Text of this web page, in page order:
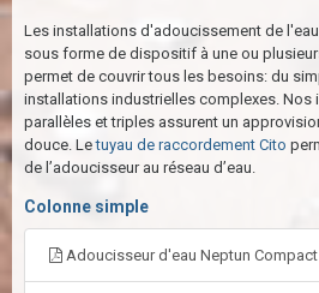
Les installations d'adoucissement de
sous forme de dispositif à une ou
permet de couvrir tous les besoins: du
installations industrielles complexes. Nos
parallèles et triples assurent un
douce. Letuyau de raccordement Cito
de l’adoucisseur au réseau d’eau.
Colonne simple
Adoucisseur d'eau Neptun